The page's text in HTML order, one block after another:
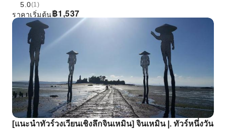
5.0(1)
฿1,537
ราคาเริ่มต้น
[แนะนําทัวร์วงเวียนเชิงลึกจินเหมิน] จินเหมิน |. ทัวร์หนึ่งวัน